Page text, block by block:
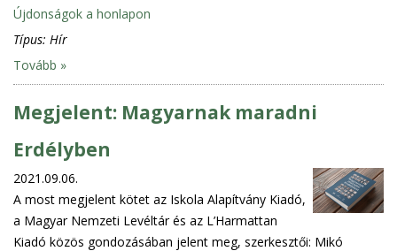
Újdonságok a honlapon
Típus: Hír
Tovább »
Megjelent: Magyarnak maradni
Erdélyben
2021.09.06.
A most megjelent kötet az Iskola Alapítvány Kiadó,
a Magyar Nemzeti Levéltár és az L’Harmattan
Kiadó közös gondozásában jelent meg, szerkesztői: Mikó